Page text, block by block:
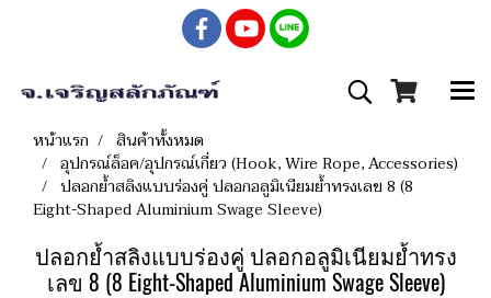
หน้าแรก
สินค้าทั้งหมด
อุปกรณ์ล็อค/อุปกรณ์เกี่ยว (Hook, Wire Rope, Accessories)
ปลอกย้ำสลิงแบบร่องคู่ ปลอกอลูมิเนียมย้ำทรงเลข 8 (8
Eight-Shaped Aluminium Swage Sleeve)
ปลอกย้ำสลิงแบบร่องคู่ ปลอกอลูมิเนียมย้ำทรง
เลข 8 (8 Eight-Shaped Aluminium Swage Sleeve)